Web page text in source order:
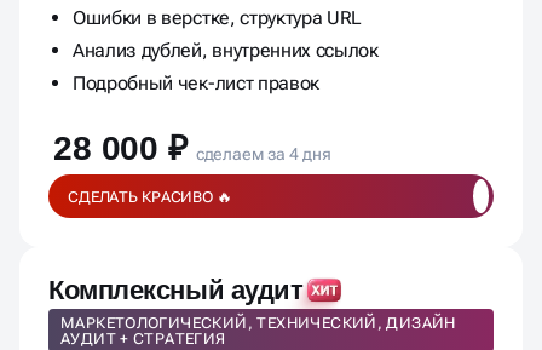
Проверка редиректов, robots.txt, sitemap
Ошибки в верстке, структура URL
Анализ дублей, внутренних ссылок
28 000 ₽ сделаем за 4 дня
Комплексный аудит